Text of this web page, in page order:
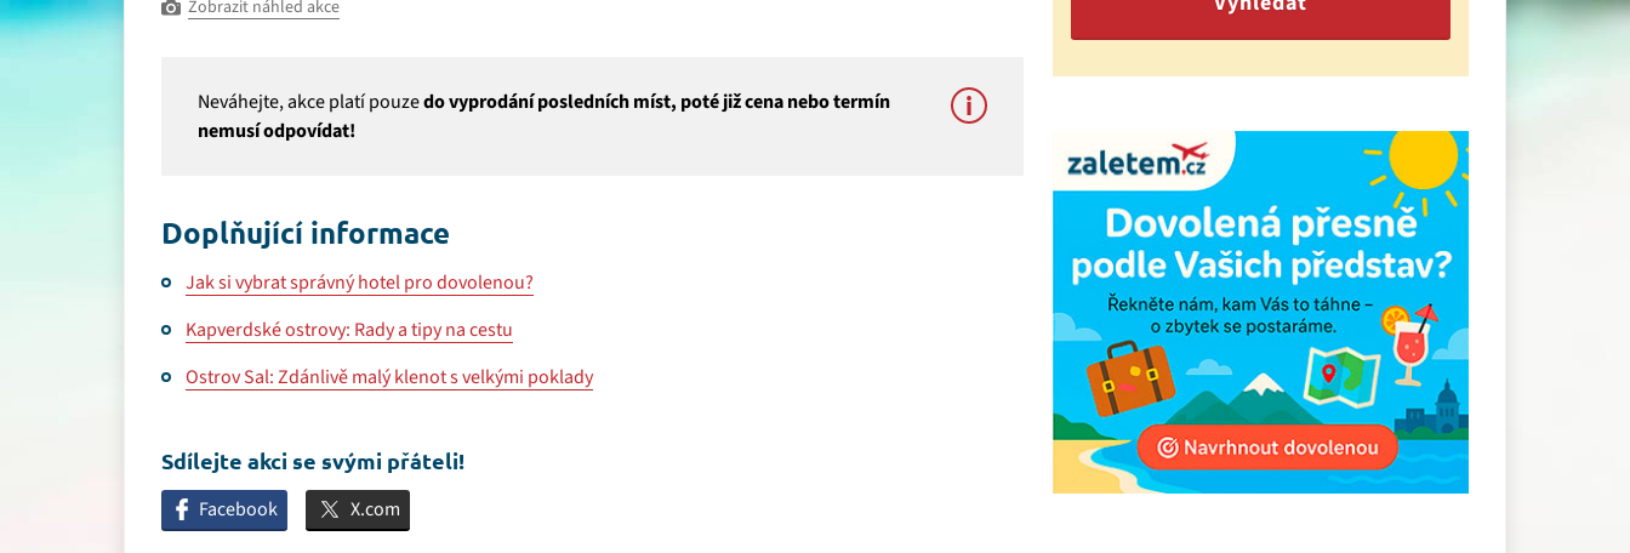
Zobrazit náhled akce
Neváhejte, akce platí pouzedo vyprodání posledních míst, poté již cena nebo termín
nemusí odpovídat!
Doplňující informace
Jak si vybrat správný hotel pro dovolenou?
Kapverdské ostrovy: Rady a tipy na cestu
Ostrov Sal: Zdánlivě malý klenot s velkými poklady
Sdílejte akci se svými přáteli!
Facebook X.com